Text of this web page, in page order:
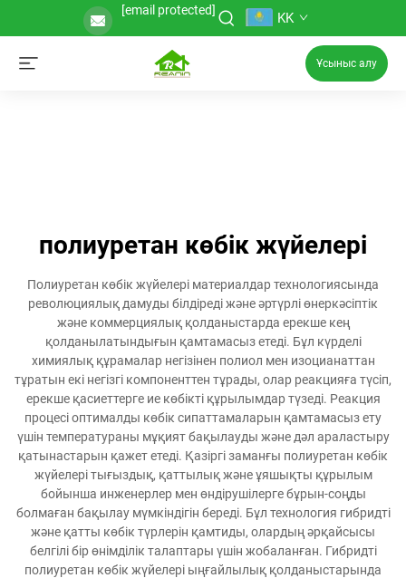
[email protected] KK
Ұсыныс алу
полиуретан көбік жүйелері
Полиуретан көбік жүйелері материалдар технологиясында
революциялық дамуды білдіреді және әртүрлі өнеркәсіптік
және коммерциялық қолданыстарда ерекше кең
қолданылатындығын қамтамасыз етеді. Бұл күрделі
химиялық құрамалар негізінен полиол мен изоцианаттан
тұратын екі негізгі компоненттен тұрады, олар реакцияға түсіп,
ерекше қасиеттерге ие көбікті құрылымдар түзеді. Реакция
процесі оптималды көбік сипаттамаларын қамтамасыз ету
үшін температураны мұқият бақылауды және дәл араластыру
қатынастарын қажет етеді. Қазіргі заманғы полиуретан көбік
жүйелері тығыздық, қаттылық және ұяшықты құрылым
бойынша инженерлер мен өндірушілерге бұрын-соңды
болмаған бақылау мүмкіндігін береді. Бұл технология гибридті
және қатты көбік түрлерін қамтиды, олардың әрқайсысы
белгілі бір өнімділік талаптары үшін жобаланған. Гибридті
полиуретан көбік жүйелері ыңғайлылық қолданыстарында